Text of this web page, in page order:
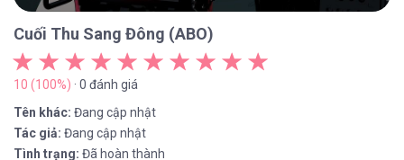
Cuối Thu Sang Đông (ABO)
10 (100%) · 0 đánh giá
Tên khác: Đang cập nhật
Tác giả: Đang cập nhật
Tình trạng: Đã hoàn thành